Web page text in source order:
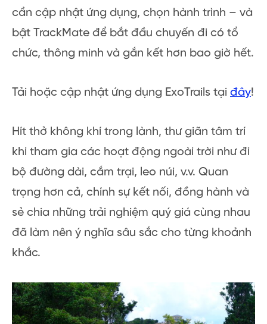
cần cập nhật ứng dụng, chọn hành trình – và
bật TrackMate để bắt đầu chuyến đi có tổ
chức, thông minh và gắn kết hơn bao giờ hết.
Tải hoặc cập nhật ứng dụng ExoTrails tại đây!
Hít thở không khí trong lành, thư giãn tâm trí
khi tham gia các hoạt động ngoài trời như đi
bộ đường dài, cắm trại, leo núi, v.v. Quan
trọng hơn cả, chính sự kết nối, đồng hành và
sẻ chia những trải nghiệm quý giá cùng nhau
đã làm nên ý nghĩa sâu sắc cho từng khoảnh
khắc.